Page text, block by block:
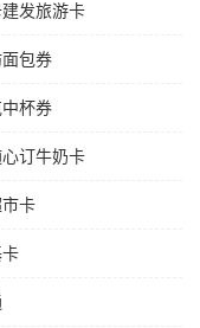
发旅游卡
包券
杯券
订牛奶卡
卡